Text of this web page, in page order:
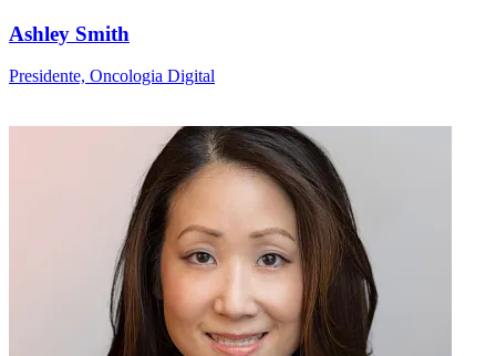
Ashley Smith
Presidente, Oncologia Digital